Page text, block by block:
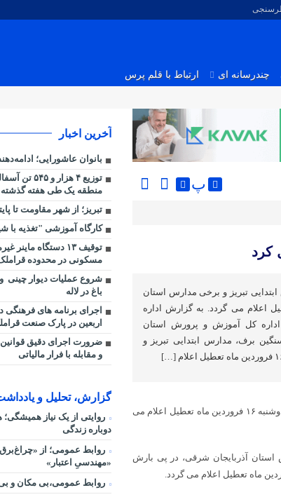
چندرسانه ای ارتباط با قلم پرس
پ
کرد
تبریز و برخی مدارس استان
ماه تعطیل اعلام می گردد. به گزارش اداره
کل آموزش و پرورش استان
برف، مدارس ابتدایی تبریز و
در پی بارش سنگین برف، مدارس ابتدایی تبریز و برخی مدارس استان روز دوشنبه ۱۶ فروردین ماه تعطیل اعلام می
آذربایجان شرقی، در پی بارش
آخرین اخبار
بانوان عاشورایی؛
توزیع ۴ هزار
منطقه یک طی هفته گذشته
تبریز؛ از شهر مقاومت تا
کارگاه آموزشی "تغذیه با
توقیف ۱۳ دستگاه
مسکونی در محدوده قراملک
شروع عملیات دیوار چینی و
باغ در لاله
اجرای برنامه های فرهنگی
اربعین در پارک صنعت
ضرورت اجرای دقیق قوانین
و مقابله با فرار مالیاتی
گزارش، تحلیل و
روایتی از یک نیاز
دوباره زندگی
روابط عمومی؛ از
«مهندسیِ اعتبار»
روابط عمومی،بی مکان و